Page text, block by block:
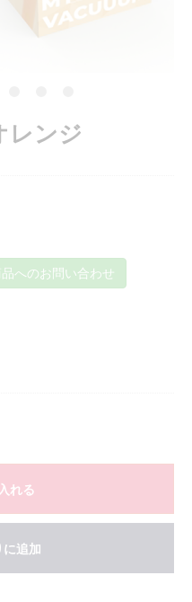
レンジ
へのお問い合わせ
れる
に追加